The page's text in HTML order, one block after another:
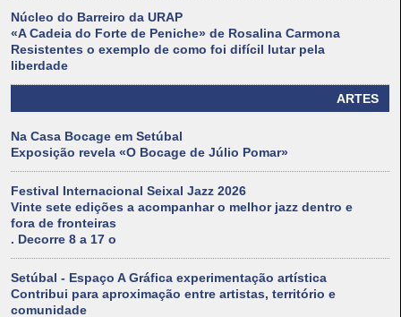
Núcleo do Barreiro da URAP
«A Cadeia do Forte de Peniche» de Rosalina Carmona
Resistentes o exemplo de como foi difícil lutar pela
liberdade
ARTES
Na Casa Bocage em Setúbal
Exposição revela «O Bocage de Júlio Pomar»
Festival Internacional Seixal Jazz 2026
Vinte sete edições a acompanhar o melhor jazz dentro e
fora de fronteiras
. Decorre 8 a 17 o
Setúbal - Espaço A Gráfica experimentação artística
Contribui para aproximação entre artistas, território e
comunidade